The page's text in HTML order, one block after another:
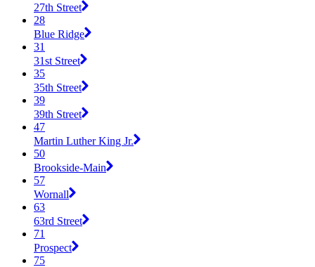
27th Street
28
Blue Ridge
31
31st Street
35
35th Street
39
39th Street
47
Martin Luther King Jr.
50
Brookside-Main
57
Wornall
63
63rd Street
71
Prospect
75